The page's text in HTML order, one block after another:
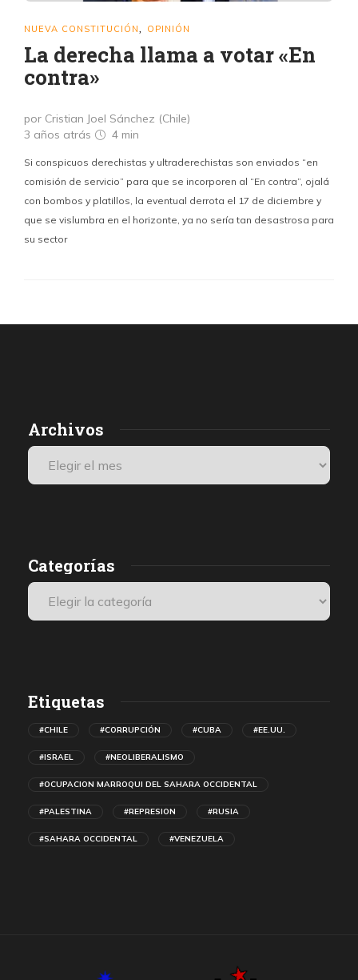
NUEVA CONSTITUCIÓN, OPINIÓN
La derecha llama a votar «En
contra»
por Cristian Joel Sánchez (Chile)
3 años atrás
4 min
Si conspicuos derechistas y ultraderechistas son enviados “en
comisión de servicio” para que se incorporen al “En contra”, ojalá
con bombos y platillos, la eventual derrota el 17 de diciembre y
que se vislumbra en el horizonte, ya no sería tan desastrosa para
su sector
Archivos
Categorías
Etiquetas
#CHILE #CORRUPCIÓN #CUBA #EE.UU.
#ISRAEL #NEOLIBERALISMO
#OCUPACION MARROQUI DEL SAHARA OCCIDENTAL
#PALESTINA #REPRESION #RUSIA
#SAHARA OCCIDENTAL #VENEZUELA